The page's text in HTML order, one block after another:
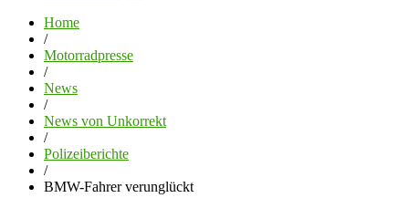
Home
/
Motorradpresse
/
News
/
News von Unkorrekt
/
Polizeiberichte
/
BMW-Fahrer verunglückt